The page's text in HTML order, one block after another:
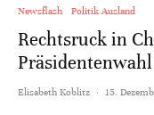
Newsflash Politik Ausland
Rechtsruck in
Präsidentenwahl
Elisabeth Koblitz · 15.